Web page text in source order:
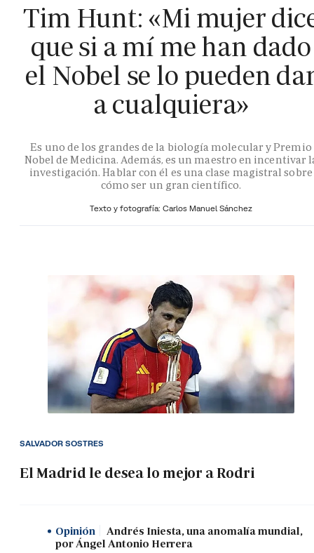
Tim Hunt: «Mi mujer
que si a mí me han dado
el Nobel se lo pueden
a cualquiera»
Es uno de los grandes de la biología molecular y Premio
Nobel de Medicina. Además, es un maestro en incentivar
investigación. Hablar con él es una clase magistral sobre
cómo ser un gran científico.
Texto y fotografía: Carlos Manuel Sánchez
El Madrid le desea lo mejor a Rodri
SALVADOR SOSTRES
Opinión
Andrés Iniesta, una anomalía mundial,
por Ángel Antonio Herrera